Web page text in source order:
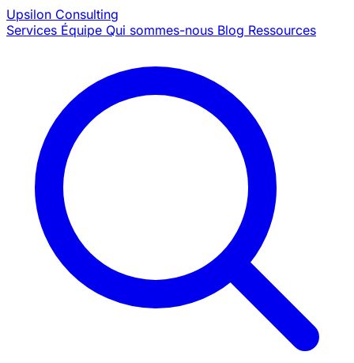
Upsilon Consulting
Services Équipe Qui sommes-nous Blog Ressources